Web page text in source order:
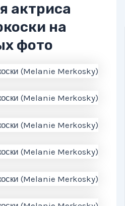
актриса
на
фото